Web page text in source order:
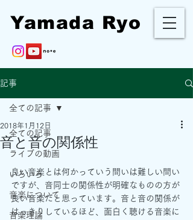
Yamada Ryo
記事
全ての記事
ライブの動画
いろいろ
音楽について
音楽理論
全ての記事
音と音の関係性
2018年1月12日
良い音楽とは何かっていう問いは難しい問い
ですが、音同士の関係性が明確なものの方が
良い音楽だと思っています。音と音の関係が
はっきりしているほど、面白く聴ける音楽に